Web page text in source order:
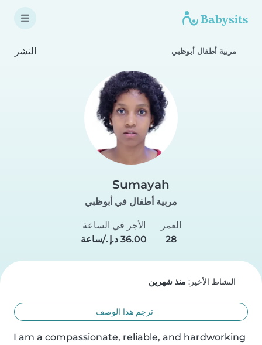
مربية أطفال أبوظبي النشر
Sumayah
مربية أطفال في أبوظبي
العمر
28
الأجر في الساعة
النشاط الأخير: منذ شهرين
ترجم هذا الوصف
I am a compassionate, reliable, and hardworking